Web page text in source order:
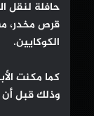
الكوكايين.
كما مكنت
وذلك قبل أن